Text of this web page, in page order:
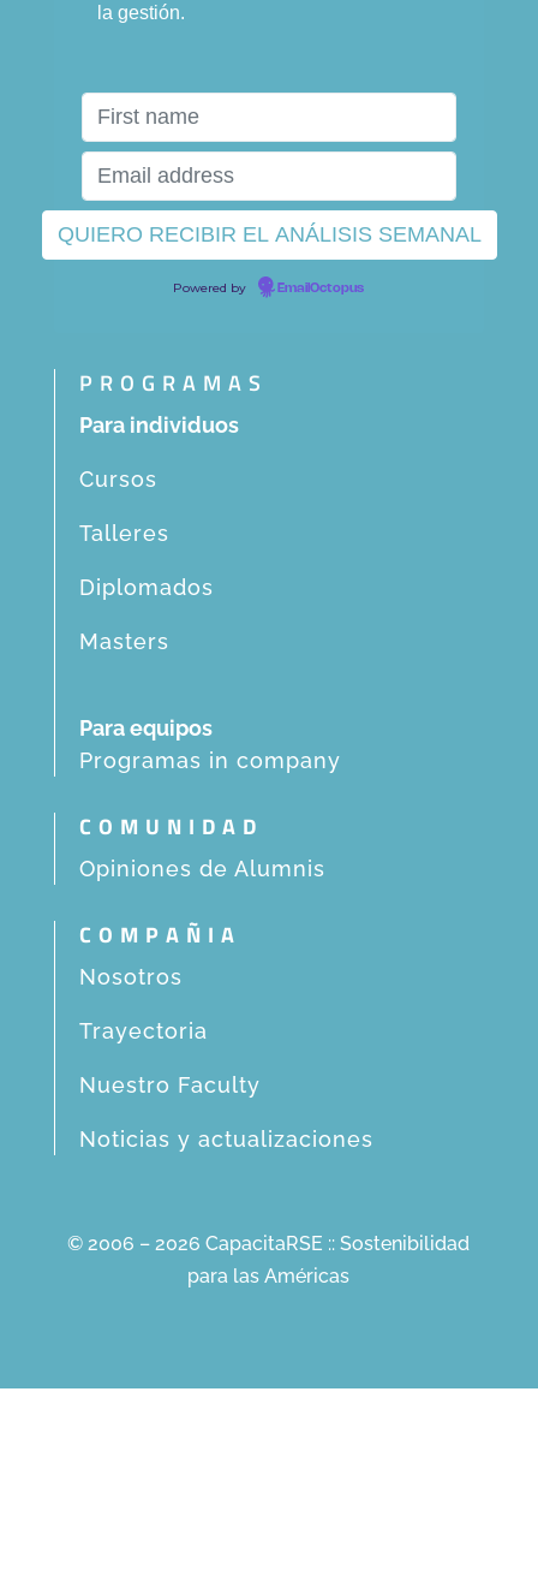
la gestión.
Powered by EmailOctopus
PROGRAMAS
Para individuos
Cursos
Talleres
Diplomados
Masters
Para equipos
Programas in company
COMUNIDAD
Opiniones de Alumnis
COMPAÑIA
Nosotros
Trayectoria
Nuestro Faculty
Noticias y actualizaciones
© 2006 – 2026 CapacitaRSE :: Sostenibilidad
para las Américas